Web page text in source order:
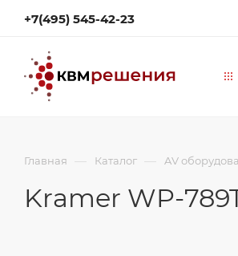
+7(495) 545-42-23
Главная — Каталог — AV
Kramer WP-